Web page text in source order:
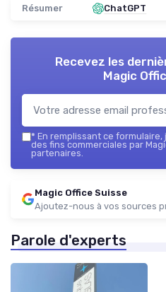
Résumer ChatGPT
Recevez les
Magic
* En remplissant ce formulaire,
des fins commerciales par
partenaires.
Magic Office Suisse
Ajoutez-nous à vos sources
Parole d'experts